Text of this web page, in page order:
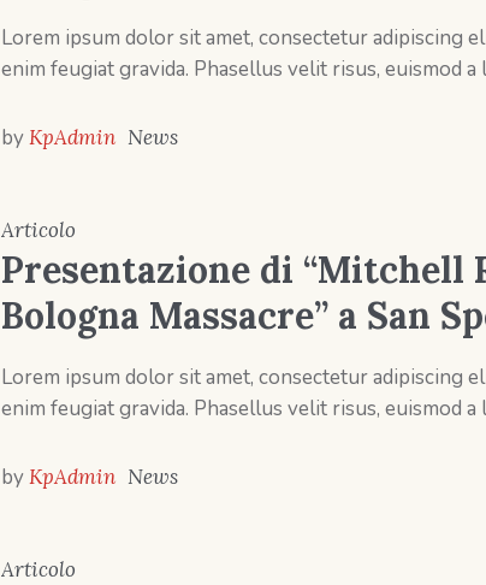
Lorem ipsum dolor sit amet, consectetur adipiscing
enim feugiat gravida. Phasellus velit risus, euismod a
byKpAdmin News
Articolo
Presentazione di “Mitchell
Bologna Massacre” a San
Lorem ipsum dolor sit amet, consectetur adipiscing
enim feugiat gravida. Phasellus velit risus, euismod a
byKpAdmin News
Articolo